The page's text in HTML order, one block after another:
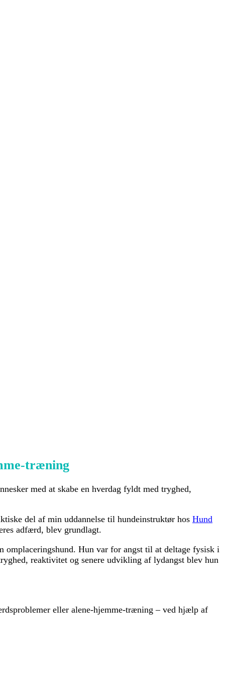
træning
med at skabe en hverdag fyldt med tryghed,
del af min uddannelse til hundeinstruktør hos Hund
adfærd, blev grundlagt.
Hun var for angst til at deltage fysisk i
reaktivitet og senere udvikling af lydangst blev hun
eller alene-hjemme-træning – ved hjælp af